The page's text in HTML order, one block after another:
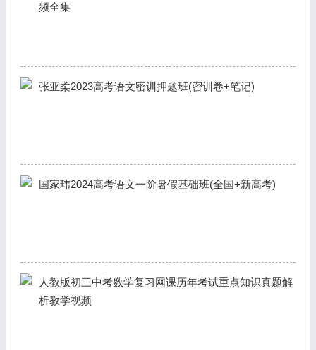
频全集
张亚柔2023高考语文密训押题班(密训卷+笔记)
国家玮2024高考语文一阶暑假基础班(全国+新高考)
人教版初三中考数学复习网课历年考试重点知识真题解
析教学视频